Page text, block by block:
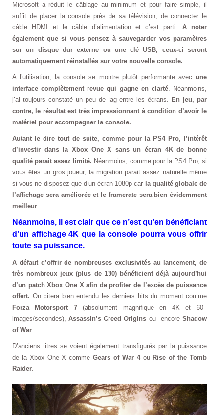
Microsoft a réduit le câblage au minimum et pour faire simple, il
suffit de placer la console près de sa télévision, de connecter le
câble HDMI et le câble d’alimentation et c’est parti. A noter
également que si vous pensez à sauvegarder vos paramètres
sur un disque dur externe ou une clé USB, ceux-ci seront
automatiquement réinstallés sur votre nouvelle console.
A l’utilisation, la console se montre plutôt performante avec une
interface complètement revue qui gagne en clarté. Néanmoins,
j’ai toujours constaté un peu de lag entre les écrans.
En jeu, par
contre, le résultat est très impressionnant à condition d’avoir le
matériel pour accompagner la console.
Autant le dire tout de suite, comme pour la PS4 Pro, l’intérêt
d’investir dans la Xbox One X sans un écran 4K de bonne
qualité parait assez limité. Néanmoins, comme pour la PS4 Pro, si
vous êtes un gros joueur, la migration parait assez naturelle même
si vous ne disposez que d’un écran 1080p car la qualité globale de
l’affichage sera améliorée et le framerate sera bien évidemment
meilleur
Néanmoins, il est clair que ce n’est qu’en bénéficiant
d’un affichage 4K que la console pourra vous offrir
toute sa puissance.
A défaut d’offrir de nombreuses exclusivités au lancement, de
très nombreux jeux (plus de 130) bénéficient déjà aujourd’hui
d’un patch Xbox One X afin de profiter de l’excès de puissance
offert. On citera bien entendu les derniers hits du moment comme
Forza Motorsport 7(absolument magnifique en 4K et 60
images/secondes),Assassin’s Creed Origins ou encoreShadow
of War
D’anciens titres se voient également transfigurés par la puissance
de la Xbox One X commeGears of War 4ou Rise of the Tomb
Raider